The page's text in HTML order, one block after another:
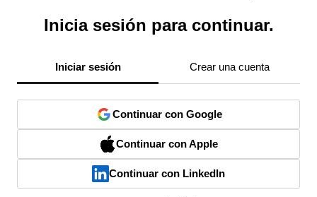
Inicia sesión para continuar.
Iniciar sesión Crear una cuenta
Continuar con Google
Continuar con Apple
Continuar con LinkedIn